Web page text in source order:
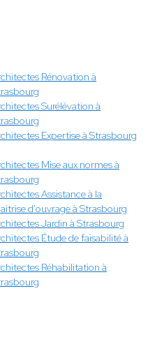
Rénovation à
Surélévation à
Expertise à Strasbourg
Mise aux normes à
Assistance à la
d'ouvrage à Strasbourg
Jardin à Strasbourg
Étude de faisabilité à
Réhabilitation à